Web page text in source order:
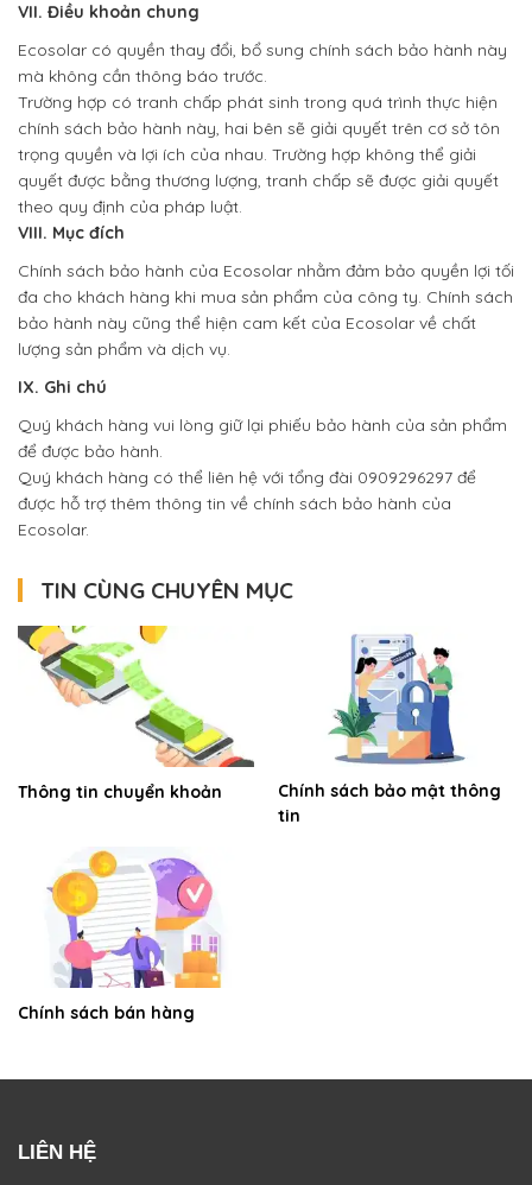
VII. Điều khoản chung
Ecosolar có quyền thay đổi, bổ sung chính sách bảo hành này
mà không cần thông báo trước.
Trường hợp có tranh chấp phát sinh trong quá trình thực hiện
chính sách bảo hành này, hai bên sẽ giải quyết trên cơ sở tôn
trọng quyền và lợi ích của nhau. Trường hợp không thể giải
quyết được bằng thương lượng, tranh chấp sẽ được giải quyết
theo quy định của pháp luật.
VIII. Mục đích
Chính sách bảo hành của Ecosolar nhằm đảm bảo quyền lợi tối
đa cho khách hàng khi mua sản phẩm của công ty. Chính sách
bảo hành này cũng thể hiện cam kết của Ecosolar về chất
lượng sản phẩm và dịch vụ.
IX. Ghi chú
Quý khách hàng vui lòng giữ lại phiếu bảo hành của sản phẩm
để được bảo hành.
Quý khách hàng có thể liên hệ với tổng đài 0909296297 để
được hỗ trợ thêm thông tin về chính sách bảo hành của
Ecosolar.
TIN CÙNG CHUYÊN MỤC
Thông tin chuyển khoản
Chính sách bảo mật thông
tin
Chính sách bán hàng
LIÊN HỆ